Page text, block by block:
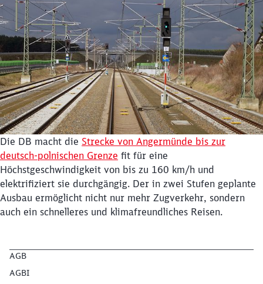
Die DB macht die Strecke von Angermünde bis zur
deutsch-polnischen Grenze fit für eine
Höchstgeschwindigkeit von bis zu 160 km/h und
elektrifiziert sie durchgängig. Der in zwei Stufen geplante
Ausbau ermöglicht nicht nur mehr Zugverkehr, sondern
auch ein schnelleres und klimafreundliches Reisen.
AGB
AGBI
Schließen
Möchten Sie zuweitergeleitet
werden?
Abbrechen Weiter